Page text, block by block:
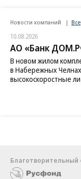
Новости компаний Все
10.08.2026
АО «Банк
В новом жилом
в Набережных Челнах
высокоскоростные
Благотворительный